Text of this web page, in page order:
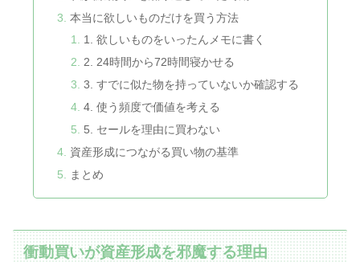
本当に欲しいものだけを買う方法
1. 欲しいものをいったんメモに書く
2. 24時間から72時間寝かせる
3. すでに似た物を持っていないか確認する
4. 使う頻度で価値を考える
5. セールを理由に買わない
資産形成につながる買い物の基準
まとめ
衝動買いが資産形成を邪魔する理由